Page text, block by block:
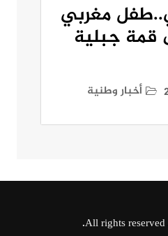
مغربي
قمة جبلية
أخبار وطنية